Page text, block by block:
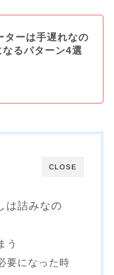
ターは手遅れなの
るパターン4選
CLOSE
は詰みなの
う
要になった時